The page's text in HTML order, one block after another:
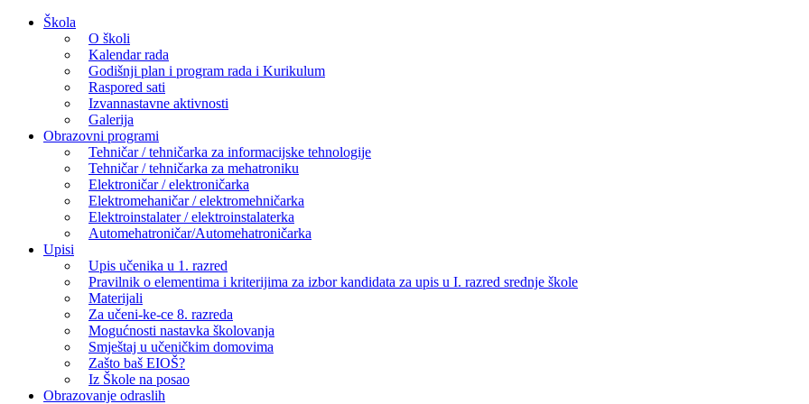
Skip
Škola
O školi
Kalendar rada
Godišnji plan i program rada i Kurikulum
Raspored sati
Izvannastavne aktivnosti
Galerija
Obrazovni programi
Tehničar / tehničarka za informacijske tehnologije
Tehničar / tehničarka za mehatroniku
Elektroničar / elektroničarka
Elektromehaničar / elektromehničarka
Elektroinstalater / elektroinstalaterka
Automehatroničar/Automehatroničarka
Upisi
Upis učenika u 1. razred
Pravilnik o elementima i kriterijima za izbor kandidata za upis u I. razred srednje škole
Materijali
Za učeni-ke-ce 8. razreda
Mogućnosti nastavka školovanja
Smještaj u učeničkim domovima
Zašto baš EIOŠ?
Iz Škole na posao
Obrazovanje odraslih